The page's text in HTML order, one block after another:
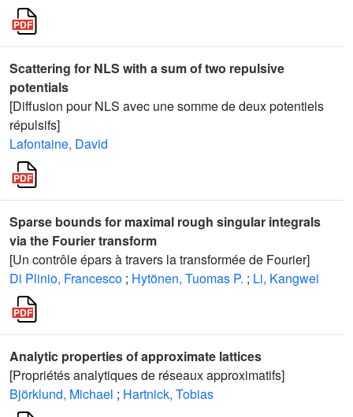
Scattering for NLS with a sum of two repulsive
potentials
[Diffusion pour NLS avec une somme de deux potentiels
répulsifs]
Lafontaine, David
Sparse bounds for maximal rough singular integrals
via the Fourier transform
[Un contrôle épars à travers la transformée de Fourier]
Di Plinio, Francesco ; Hytönen, Tuomas P. ; Li, Kangwei
Analytic properties of approximate lattices
[Propriétés analytiques de réseaux approximatifs]
Björklund, Michael ; Hartnick, Tobias